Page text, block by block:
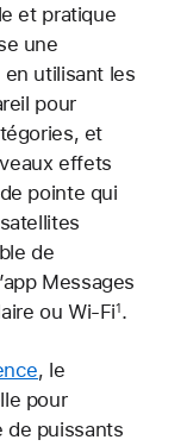
et pratique
une
utilisant les
pour
et
effets
pointe qui
de
Messages
ou Wi‑Fi1.
, le
pour
de puissants